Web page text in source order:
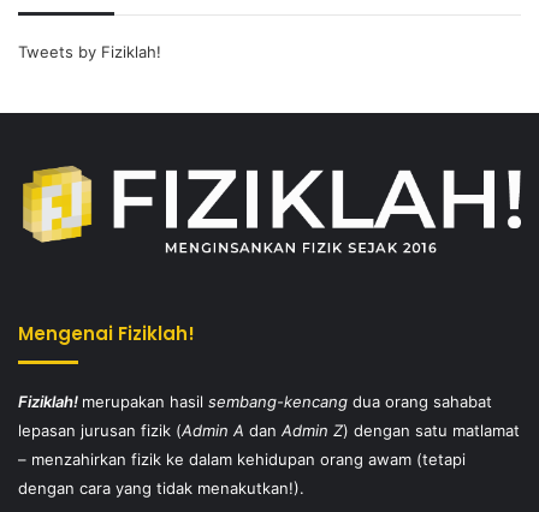
Tweets by Fiziklah!
Mengenai Fiziklah!
Fiziklah! merupakan hasil sembang-kencang dua orang sahabat
lepasan jurusan fizik (Admin A dan Admin Z) dengan satu matlamat
– menzahirkan fizik ke dalam kehidupan orang awam (tetapi
dengan cara yang tidak menakutkan!).